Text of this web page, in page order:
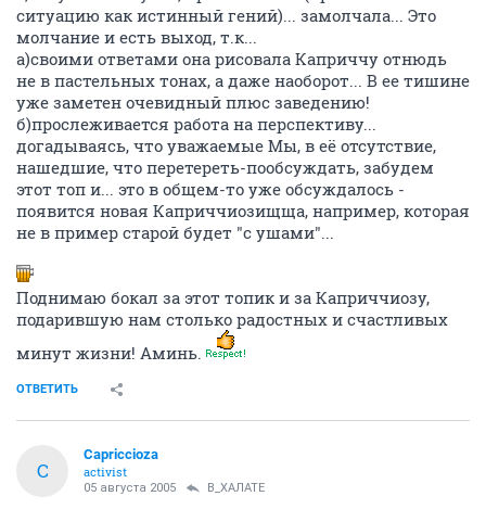
ситуацию как истинный гений)... замолчала... Это
молчание и есть выход, т.к...
а)своими ответами она рисовала Каприччу отнюдь
не в пастельных тонах, а даже наоборот... В ее тишине
уже заметен очевидный плюс заведению!
б)прослеживается работа на перспективу...
догадываясь, что уважаемые Мы, в её отсутствие,
нашедшие, что перетереть-пообсуждать, забудем
этот топ и... это в общем-то уже обсуждалось -
появится новая Каприччиозищща, например, которая
не в пример старой будет "с ушами"...
Поднимаю бокал за этот топик и за Каприччиозу,
подарившую нам столько радостных и счастливых
минут жизни! Аминь.
ОТВЕТИТЬ
C
Capriccioza
activist
05 августа 2005 В_ХАЛАТЕ